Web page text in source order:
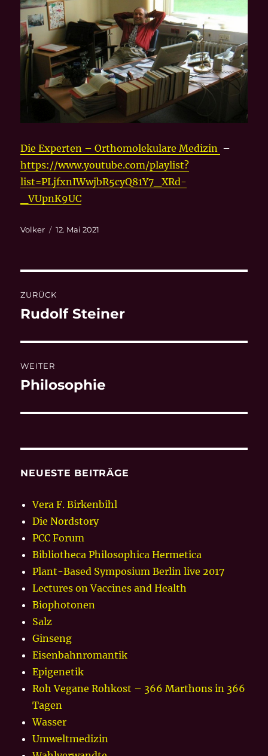
Die Experten – Orthomolekulare Medizin –
https://www.youtube.com/playlist?
list=PLjfxnIWwjbR5cyQ81Y7_XRd-
_VUpnK9UC
Autor
Volker
Veröffentlicht
12. Mai 2021
ZURÜCK
Vorheriger
Rudolf Steiner
WEITER
Nächster
Philosophie
NEUESTE BEITRÄGE
Vera F. Birkenbihl
Die Nordstory
PCC Forum
Bibliotheca Philosophica Hermetica
Plant-Based Symposium Berlin live 2017
Lectures on Vaccines and Health
Biophotonen
Salz
Ginseng
Eisenbahnromantik
Epigenetik
Roh Vegane Rohkost – 366 Marthons in 366
Tagen
Wasser
Umweltmedizin